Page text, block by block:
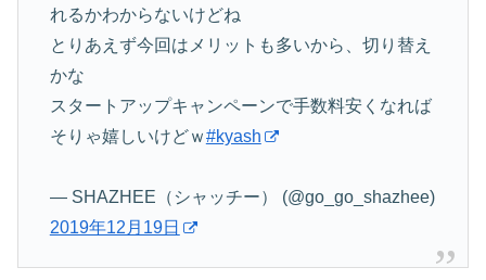
れるかわからないけどね
とりあえず今回はメリットも多いから、切り替え
かな
スタートアップキャンペーンで手数料安くなれば
そりゃ嬉しいけどｗ#kyash
— SHAZHEE（シャッチー） (@go_go_shazhee)
2019年12月19日